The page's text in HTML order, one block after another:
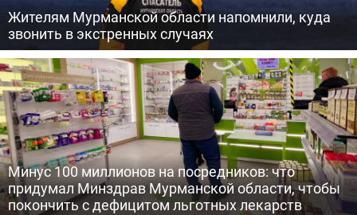
Жителям Мурманской области напомнили, куда
звонить в экстренных случаях
Минус 100 миллионов на посредников: что
придумал Минздрав Мурманской области, чтобы
покончить с дефицитом льготных лекарств